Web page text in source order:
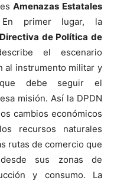
Amenazas Estatales
primer lugar, la
Directiva de Política de
el escenario
al instrumento militar y
debe seguir el
misión. Así la DPDN
cambios económicos
recursos naturales
rutas de comercio que
sus zonas de
y consumo. La